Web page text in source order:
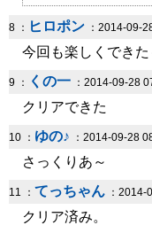
8 ： ヒロポン ：2014-09-
今回も楽しくできた
9 ： くの一 ：2014-09-28
クリアできた
10 ： ゆの♪ ：2014-09-28
さっくりあ～
11 ： てっちゃん ：2014-
クリア済み。